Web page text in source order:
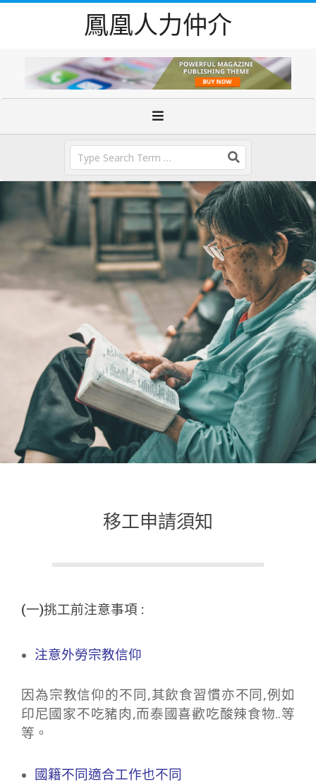
鳳凰人力仲介
移工申請須知
(一)挑工前注意事項 :
注意外勞宗教信仰
因為宗教信仰的不同,其飲食習慣亦不同,例如
印尼國家不吃豬肉,而泰國喜歡吃酸辣食物..等
等。
國籍不同適合工作也不同